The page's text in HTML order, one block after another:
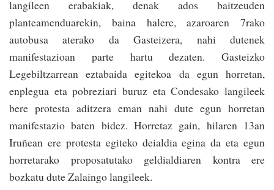
langileen erabakiak, denak ados baitzeuden
planteamenduarekin, baina halere, azaroaren 7rako
autobusa aterako da Gasteizera, nahi dutenek
manifestazioan parte hartu dezaten. Gasteizko
Legebiltzarrean eztabaida egitekoa da egun horretan,
enplegua eta pobreziari buruz eta Condesako langileek
bere protesta aditzera eman nahi dute egun horretan
manifestazio baten bidez. Horretaz gain, hilaren 13an
Iruñean ere protesta egiteko deialdia egina da eta egun
horretarako proposatutako geldialdiaren kontra ere
bozkatu dute Zalaingo langileek.